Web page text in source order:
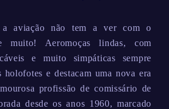
a aviação não tem a ver com o
muito! Aeromoças lindas, com
e muito simpáticas sempre
holofotes e destacam uma nova era
profissão de comissário de
desde os anos 1960, marcado